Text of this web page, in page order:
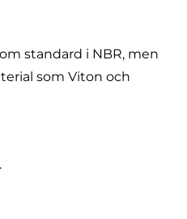
standard i NBR, men
som Viton och